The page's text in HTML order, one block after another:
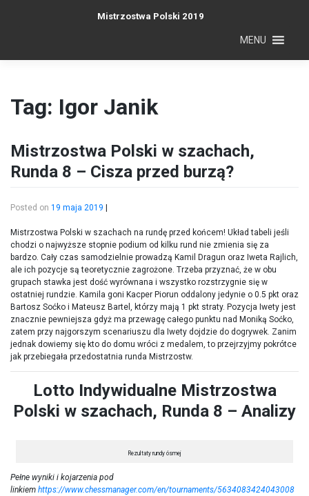
Mistrzostwa Polski 2019
MENU
Tag: Igor Janik
Mistrzostwa Polski w szachach,
Runda 8 – Cisza przed burzą?
Posted on 19 maja 2019
Mistrzostwa Polski w szachach na rundę przed końcem! Układ tabeli jeśli
chodzi o najwyższe stopnie podium od kilku rund nie zmienia się za
bardzo. Cały czas samodzielnie prowadzą Kamil Dragun oraz Iweta Rajlich,
ale ich pozycje są teoretycznie zagrożone. Trzeba przyznać, że w obu
grupach stawka jest dość wyrównana i wszystko rozstrzygnie się w
ostatniej rundzie. Kamila goni Kacper Piorun oddalony jedynie o 0.5 pkt oraz
Bartosz Soćko i Mateusz Bartel, którzy mają 1 pkt straty. Pozycja Iwety jest
znacznie pewniejsza gdyż ma przewagę całego punktu nad Moniką Soćko,
zatem przy najgorszym scenariuszu dla Iwety dojdzie do dogrywek. Zanim
jednak dowiemy się kto do domu wróci z medalem, to przejrzyjmy pokrótce
jak przebiegała przedostatnia runda Mistrzostw.
Lotto Indywidualne Mistrzostwa
Polski w szachach, Runda 8 – Analizy
Rezultaty rundy ósmej
Pełne wyniki i kojarzenia pod
linkiem https://www.chessmanager.com/en/tournaments/5634083424043008